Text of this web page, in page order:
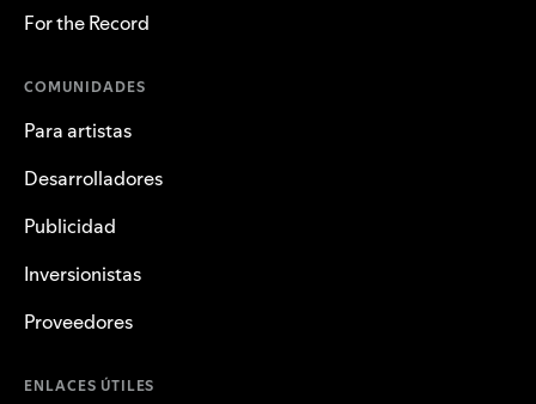
For the Record
COMUNIDADES
Para artistas
Desarrolladores
Publicidad
Inversionistas
Proveedores
ENLACES ÚTILES